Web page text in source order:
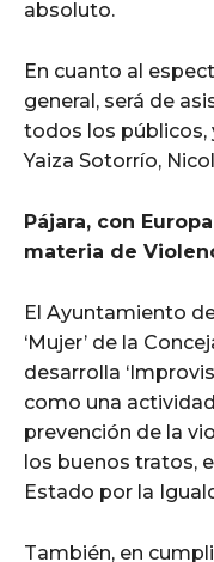
absoluto.
En cuanto al
general, será de
todos los
Yaiza Sotorrío,
Pájara, con
materia de
El Ayuntamiento
‘Mujer’ de la
desarrolla
como una
prevención de la
los buenos tratos,
Estado por la
También, en